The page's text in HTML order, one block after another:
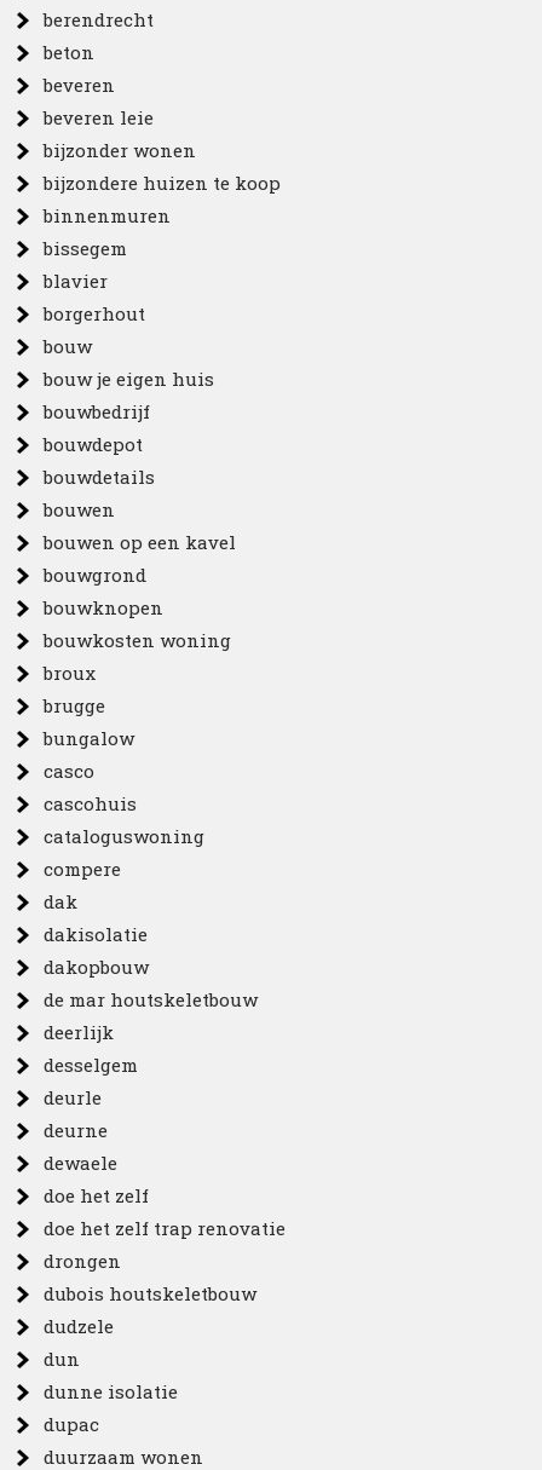
berendrecht
beton
beveren
beveren leie
bijzonder wonen
bijzondere huizen te koop
binnenmuren
bissegem
blavier
borgerhout
bouw
bouw je eigen huis
bouwbedrijf
bouwdepot
bouwdetails
bouwen
bouwen op een kavel
bouwgrond
bouwknopen
bouwkosten woning
broux
brugge
bungalow
casco
cascohuis
cataloguswoning
compere
dak
dakisolatie
dakopbouw
de mar houtskeletbouw
deerlijk
desselgem
deurle
deurne
dewaele
doe het zelf
doe het zelf trap renovatie
drongen
dubois houtskeletbouw
dudzele
dun
dunne isolatie
dupac
duurzaam wonen